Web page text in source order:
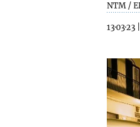
NTM /
13·03·23